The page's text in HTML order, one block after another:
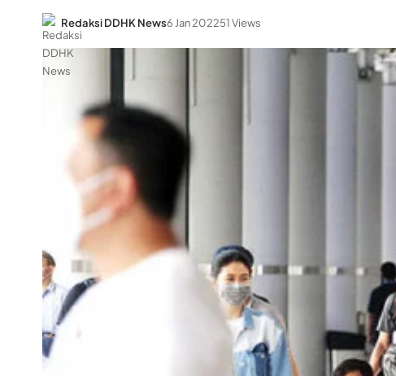
Redaksi DDHK News6 Jan 202251 Views